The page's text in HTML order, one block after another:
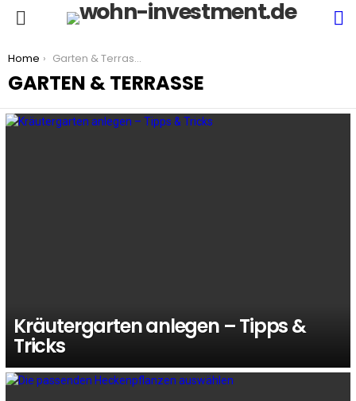
You are here:
Home Garten & Terrasse
GARTEN & TERRASSE
Kräutergarten anlegen – Tipps &
Tricks